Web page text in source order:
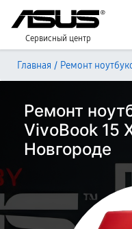
Сервисный центр
Главная / Ремонт
Ремонт
VivoBook 15
Новгороде